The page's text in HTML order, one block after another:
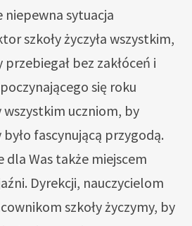
niepewna sytuacja
szkoły życzyła wszystkim,
bez zakłóceń i
się roku
uczniom, by
fascynującą przygodą.
dla Was także miejscem
Dyrekcji, nauczycielom
szkoły życzymy, by